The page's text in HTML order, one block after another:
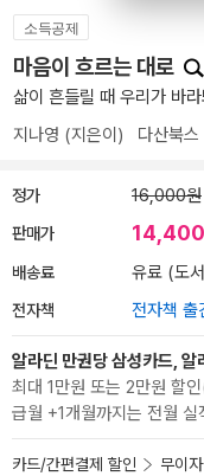
소득공제
마음이 흐르는 대로
삶이 흔들릴 때 우리가 바
지나영 (지은이) 다산북스
정가 16,000원
판매가 14,400
배송료 유료 (도
전자책 전자책 출
알라딘 만권당 삼성카드,
최대 1만원 또는 2만원 할
급월 +1개월까지는 전월
카드/간편결제 할인 무이